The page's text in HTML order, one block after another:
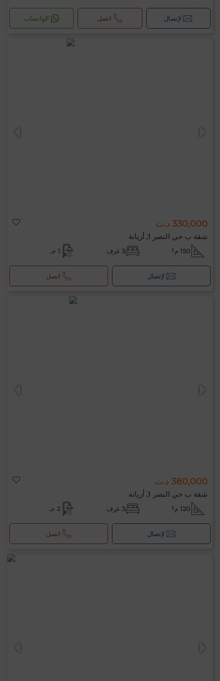
لإتصال اتصل الواتساب
330,000 د.ت
شقة ب حي النصر 1, أريانة
150 م² 3 غرف 1 حـ
لإتصال اتصل
380,000 د.ت
شقة ب حي النصر 1, أريانة
120 م² 3 غرف 2 حـ
لإتصال اتصل